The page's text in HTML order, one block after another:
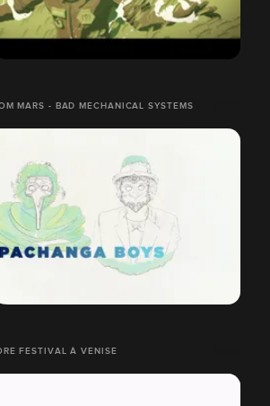
MARS - BAD MECHANICAL SYSTEMS
FESTIVAL À VENISE